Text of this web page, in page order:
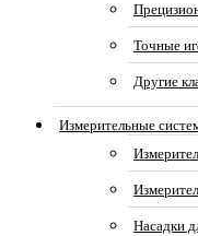
Точные
Другие
Измерительные
Насадки